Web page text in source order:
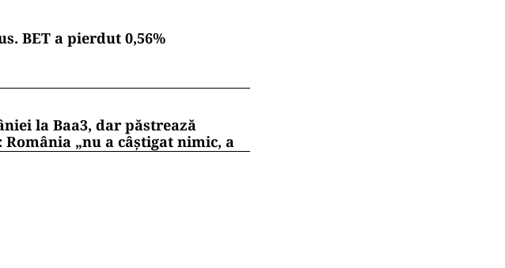
BET a pierdut 0,56%
la Baa3, dar păstrează
„nu a câștigat nimic, a